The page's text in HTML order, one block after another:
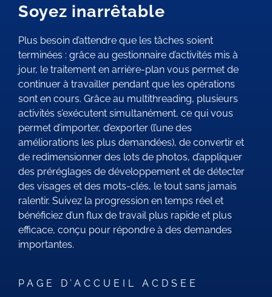
Soyez inarrêtable
Plus besoin d’attendre que les tâches soient
terminées : grâce au gestionnaire d’activités mis à
jour, le traitement en arrière-plan vous permet de
continuer à travailler pendant que les opérations
sont en cours. Grâce au multithreading, plusieurs
activités s’exécutent simultanément, ce qui vous
permet d’importer, d’exporter (l’une des
améliorations les plus demandées), de convertir et
de redimensionner des lots de photos, d’appliquer
des préréglages de développement et de détecter
des visages et des mots-clés, le tout sans jamais
ralentir. Suivez la progression en temps réel et
bénéficiez d’un flux de travail plus rapide et plus
efficace, conçu pour répondre à des demandes
importantes.
PAGE D’ACCUEIL ACDSEE